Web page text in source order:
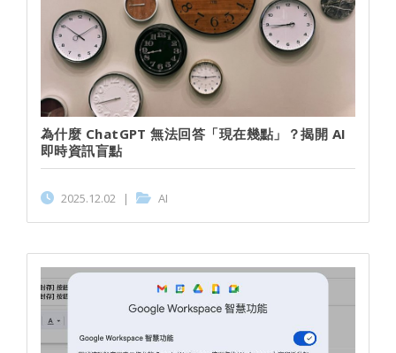
為什麼 ChatGPT 無法回答「現在幾點」？揭開 AI
即時資訊盲點
2025.12.02 | AI